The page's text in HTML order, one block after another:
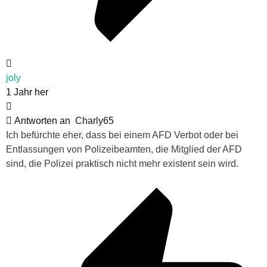
joly
1 Jahr her
Antworten an Charly65
Ich befürchte eher, dass bei einem AFD Verbot oder bei
Entlassungen von Polizeibeamten, die Mitglied der AFD
sind, die Polizei praktisch nicht mehr existent sein wird.